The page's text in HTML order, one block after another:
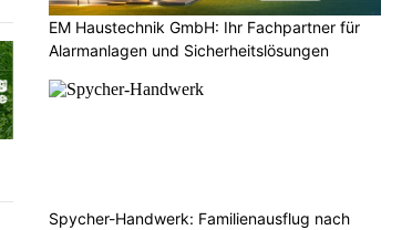
EM Haustechnik GmbH: Ihr Fachpartner für
Alarmanlagen und Sicherheitslösungen
Spycher-Handwerk: Familienausflug nach